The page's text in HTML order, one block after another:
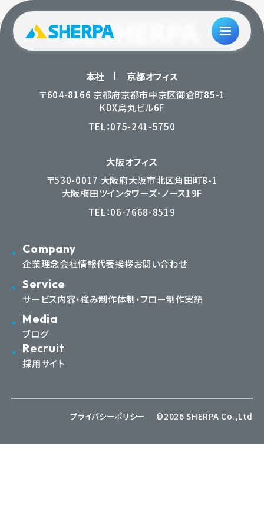
本社
京都オフィス
〒604-8166 京都府京都市中京区御倉町85-1
KDX烏丸ビル6F
TEL：075-241-5750
大阪オフィス
〒530-0017 大阪府大阪市北区角田町8-1
大阪梅田ツインタワーズ・ノース19F
TEL：06-7668-8519
Company
企業理念会社情報代表挨拶お問い合わせ
Service
サービス内容・強み制作体制・フロー制作実績
Media
ブログ
Recruit
採用サイト
プライバシーポリシー ©2026 SHERPA Co.,Ltd